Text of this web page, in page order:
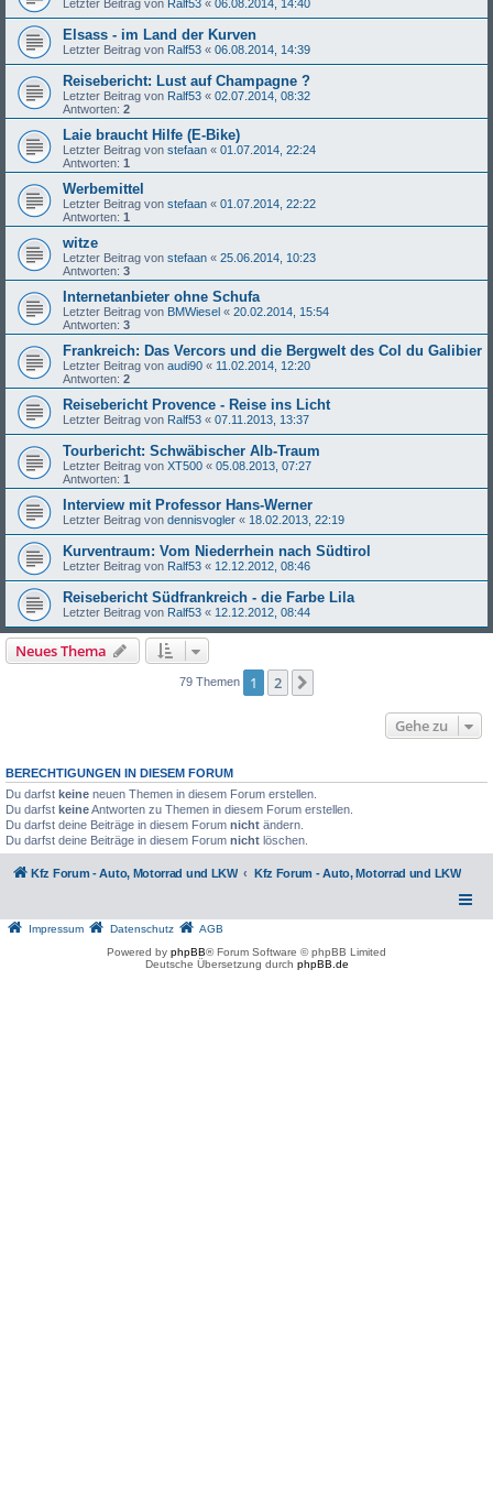
Letzter Beitrag von Ralf53 « 06.08.2014, 14:40
Elsass - im Land der Kurven
Letzter Beitrag von Ralf53 « 06.08.2014, 14:39
Reisebericht: Lust auf Champagne ?
Letzter Beitrag von Ralf53 « 02.07.2014, 08:32
Antworten: 2
Laie braucht Hilfe (E-Bike)
Letzter Beitrag von stefaan « 01.07.2014, 22:24
Antworten: 1
Werbemittel
Letzter Beitrag von stefaan « 01.07.2014, 22:22
Antworten: 1
witze
Letzter Beitrag von stefaan « 25.06.2014, 10:23
Antworten: 3
Internetanbieter ohne Schufa
Letzter Beitrag von BMWiesel « 20.02.2014, 15:54
Antworten: 3
Frankreich: Das Vercors und die Bergwelt des Col du Galibier
Letzter Beitrag von audi90 « 11.02.2014, 12:20
Antworten: 2
Reisebericht Provence - Reise ins Licht
Letzter Beitrag von Ralf53 « 07.11.2013, 13:37
Tourbericht: Schwäbischer Alb-Traum
Letzter Beitrag von XT500 « 05.08.2013, 07:27
Antworten: 1
Interview mit Professor Hans-Werner
Letzter Beitrag von dennisvogler « 18.02.2013, 22:19
Kurventraum: Vom Niederrhein nach Südtirol
Letzter Beitrag von Ralf53 « 12.12.2012, 08:46
Reisebericht Südfrankreich - die Farbe Lila
Letzter Beitrag von Ralf53 « 12.12.2012, 08:44
Neues Thema
79 Themen 1 2
Gehe zu
BERECHTIGUNGEN IN DIESEM FORUM
Du darfst keine neuen Themen in diesem Forum erstellen.
Du darfst keineAntworten zu Themen in diesem Forum erstellen.
Du darfst deine Beiträge in diesem Forum nicht ändern.
Du darfst deine Beiträge in diesem Forum nicht löschen.
Kfz Forum - Auto, Motorrad und LKW Kfz Forum - Auto, Motorrad und LKW
Impressum Datenschutz
AGB
Powered by phpBB® Forum Software © phpBB Limited
Deutsche Übersetzung durch phpBB.de